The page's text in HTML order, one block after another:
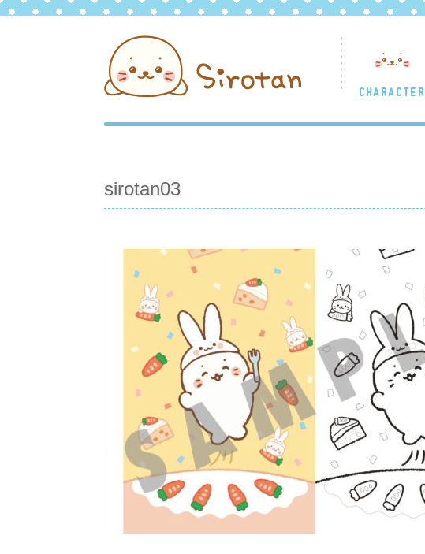
CHARACTER
sirotan03